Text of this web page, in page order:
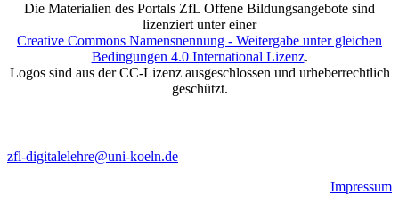
Die Materialien des Portals ZfL Offene Bildungsangebote sind
lizenziert unter einer
Creative Commons Namensnennung - Weitergabe unter gleichen
Bedingungen 4.0 International Lizenz.
Logos sind aus der CC-Lizenz ausgeschlossen und urheberrechtlich
geschützt.
zfl-digitalelehre@uni-koeln.de
Impressum